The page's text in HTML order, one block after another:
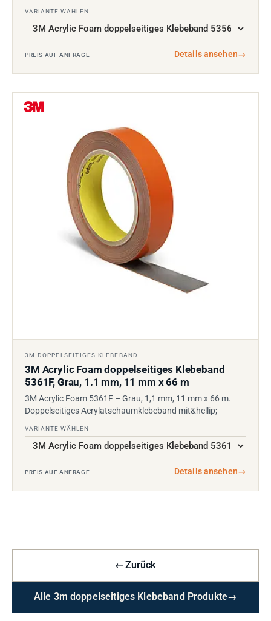
VARIANTE WÄHLEN
PREIS AUF ANFRAGE Details ansehen→
3M DOPPELSEITIGES KLEBEBAND
3M Acrylic Foam doppelseitiges Klebeband
5361F, Grau, 1.1 mm, 11 mm x 66 m
3M Acrylic Foam 5361F – Grau, 1,1 mm, 11 mm x 66 m.
Doppelseitiges Acrylatschaumklebeband mit&hellip;
VARIANTE WÄHLEN
PREIS AUF ANFRAGE Details ansehen→
←Zurück
Alle 3m doppelseitiges Klebeband Produkte→